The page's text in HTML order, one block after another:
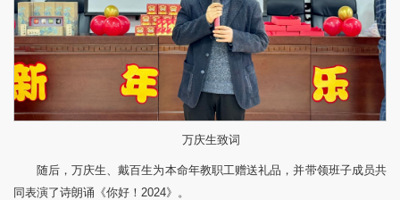
万庆生致词
随后，万庆生、戴百生为本命年教职工赠送礼品，并带领班子成员共
同表演了诗朗诵《你好！2024》。